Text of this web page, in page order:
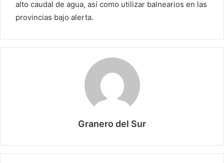
alto caudal de agua, así como utilizar balnearios en las
provincias bajo alerta.
Granero del Sur